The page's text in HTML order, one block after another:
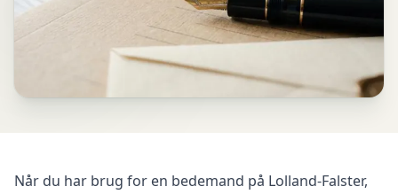
Når du har brug for en bedemand på Lolland-Falster,